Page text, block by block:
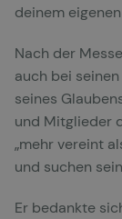
deinem
Nach der
auch bei
seines
und Mitglieder
„mehr vereint
und suchen
Er bedankte